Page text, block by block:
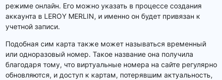
режиме онлайн. Его можно указать в процессе создания
аккаунта в LEROY MERLIN, и именно он будет привязан к
учетной записи.
Подобная сим карта также может называться временный
или одноразовый номер. Такое название она получила
благодаря тому, что виртуальные номера на сайте регулярно
обновляются, и доступ к картам, потерявшим актуальность,